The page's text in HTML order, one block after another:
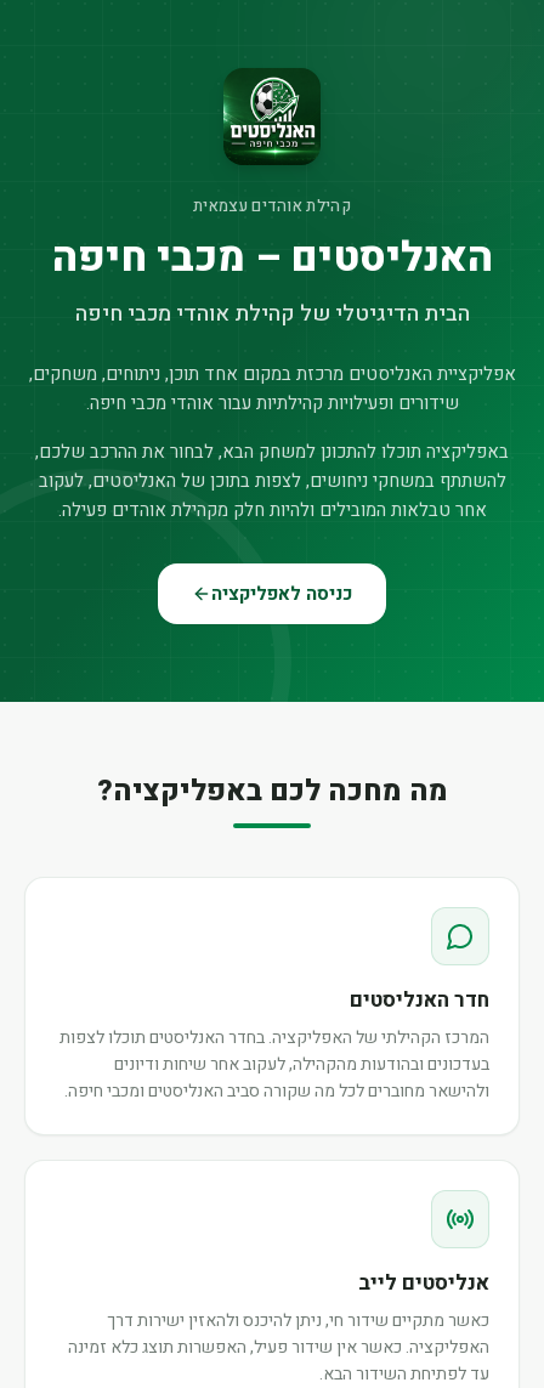
קהילת אוהדים עצמאית
האנליסטים – מכבי חיפה
הבית הדיגיטלי של קהילת אוהדי מכבי חיפה
אפליקציית האנליסטים מרכזת במקום אחד תוכן, ניתוחים, משחקים,
שידורים ופעילויות קהילתיות עבור אוהדי מכבי חיפה.
באפליקציה תוכלו להתכונן למשחק הבא, לבחור את ההרכב שלכם,
להשתתף במשחקי ניחושים, לצפות בתוכן של האנליסטים, לעקוב
אחר טבלאות המובילים ולהיות חלק מקהילת אוהדים פעילה.
כניסה לאפליקציה
מה מחכה לכם באפליקציה?
חדר האנליסטים
המרכז הקהילתי של האפליקציה. בחדר האנליסטים תוכלו לצפות
בעדכונים ובהודעות מהקהילה, לעקוב אחר שיחות ודיונים
ולהישאר מחוברים לכל מה שקורה סביב האנליסטים ומכבי חיפה.
אנליסטים לייב
כאשר מתקיים שידור חי, ניתן להיכנס ולהאזין ישירות דרך
האפליקציה. כאשר אין שידור פעיל, האפשרות תוצג כלא זמינה
עד לפתיחת השידור הבא.